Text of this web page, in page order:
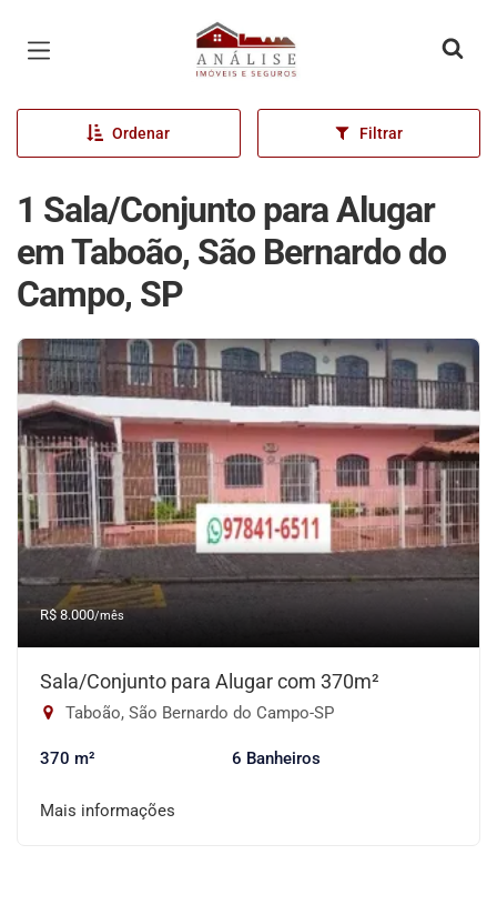
Página inicial
Ordenar Filtrar
1 Sala/Conjunto para Alugar
em Taboão, São Bernardo do
Campo, SP
R$ 8.000/mês
Sala/Conjunto para Alugar com 370m²
Taboão, São Bernardo do Campo-SP
370 m² 6 Banheiros
Mais informações